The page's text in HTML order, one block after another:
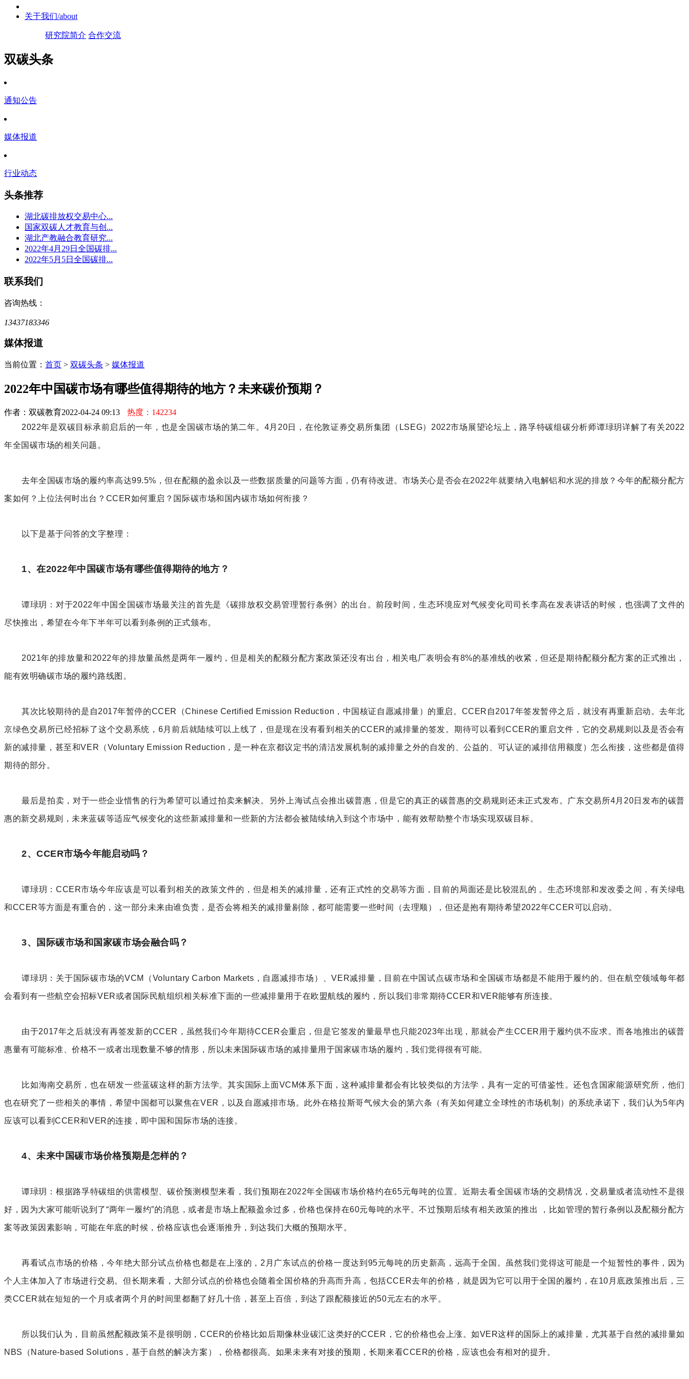
关于我们/about
研究院简介 合作交流
双碳头条
通知公告
媒体报道
行业动态
头条推荐
湖北碳排放权交易中心...
国家双碳人才教育与创...
湖北产教融合教育研究...
2022年4月29日全国碳排...
2022年5月5日全国碳排...
联系我们
咨询热线：
13437183346
媒体报道
当前位置： 首页 > 双碳头条 > 媒体报道
2022年中国碳市场有哪些值得期待的地方？未来碳价预期？
作者：双碳教育2022-04-24 09:13
热度：142234
2022年是双碳目标承前启后的一年，也是全国碳市场的第二年。4月20日，在伦敦证券交易所集团（LSEG）2022市场展望论坛上，路孚特碳组碳分析师谭琭玥详解了有关2022
年全国碳市场的相关问题。
去年全国碳市场的履约率高达99.5%，但在配额的盈余以及一些数据质量的问题等方面，仍有待改进。市场关心是否会在2022年就要纳入电解铝和水泥的排放？今年的配额分配方
案如何？上位法何时出台？CCER如何重启？国际碳市场和国内碳市场如何衔接？
以下是基于问答的文字整理：
1、在2022年中国碳市场有哪些值得期待的地方？
谭琭玥：对于2022年中国全国碳市场最关注的首先是《碳排放权交易管理暂行条例》的出台。前段时间，生态环境应对气候变化司司长李高在发表讲话的时候，也强调了文件的
尽快推出，希望在今年下半年可以看到条例的正式颁布。
2021年的排放量和2022年的排放量虽然是两年一履约，但是相关的配额分配方案政策还没有出台，相关电厂表明会有8%的基准线的收紧，但还是期待配额分配方案的正式推出，
能有效明确碳市场的履约路线图。
其次比较期待的是自2017年暂停的CCER（Chinese Certified Emission Reduction，中国核证自愿减排量）的重启。CCER自2017年签发暂停之后，就没有再重新启动。去年北
京绿色交易所已经招标了这个交易系统，6月前后就陆续可以上线了，但是现在没有看到相关的CCER的减排量的签发。期待可以看到CCER的重启文件，它的交易规则以及是否会有
新的减排量，甚至和VER（Voluntary Emission Reduction，是一种在京都议定书的清洁发展机制的减排量之外的自发的、公益的、可认证的减排信用额度）怎么衔接，这些都是值得
期待的部分。
最后是拍卖，对于一些企业惜售的行为希望可以通过拍卖来解决。另外上海试点会推出碳普惠，但是它的真正的碳普惠的交易规则还未正式发布。广东交易所4月20日发布的碳普
惠的新交易规则，未来蓝碳等适应气候变化的这些新减排量和一些新的方法都会被陆续纳入到这个市场中，能有效帮助整个市场实现双碳目标。
2、CCER市场今年能启动吗？
谭琭玥：CCER市场今年应该是可以看到相关的政策文件的，但是相关的减排量，还有正式性的交易等方面，目前的局面还是比较混乱的 。生态环境部和发改委之间，有关绿电
和CCER等方面是有重合的，这一部分未来由谁负责，是否会将相关的减排量剔除，都可能需要一些时间（去理顺），但还是抱有期待希望2022年CCER可以启动。
3、国际碳市场和国家碳市场会融合吗？
谭琭玥：关于国际碳市场的VCM（Voluntary Carbon Markets，自愿减排市场）、VER减排量，目前在中国试点碳市场和全国碳市场都是不能用于履约的。但在航空领域每年都
会看到有一些航空会招标VER或者国际民航组织相关标准下面的一些减排量用于在欧盟航线的履约，所以我们非常期待CCER和VER能够有所连接。
由于2017年之后就没有再签发新的CCER，虽然我们今年期待CCER会重启，但是它签发的量最早也只能2023年出现，那就会产生CCER用于履约供不应求。而各地推出的碳普
惠量有可能标准、价格不一或者出现数量不够的情形，所以未来国际碳市场的减排量用于国家碳市场的履约，我们觉得很有可能。
比如海南交易所，也在研发一些蓝碳这样的新方法学。其实国际上面VCM体系下面，这种减排量都会有比较类似的方法学，具有一定的可借鉴性。还包含国家能源研究所，他们
也在研究了一些相关的事情，希望中国都可以聚焦在VER，以及自愿减排市场。此外在格拉斯哥气候大会的第六条（有关如何建立全球性的市场机制）的系统承诺下，我们认为5年内
应该可以看到CCER和VER的连接，即中国和国际市场的连接。
4、未来中国碳市场价格预期是怎样的？
谭琭玥：根据路孚特碳组的供需模型、碳价预测模型来看，我们预期在2022年全国碳市场价格约在65元每吨的位置。近期去看全国碳市场的交易情况，交易量或者流动性不是很
好，因为大家可能听说到了“两年一履约”的消息，或者是市场上配额盈余过多，价格也保持在60元每吨的水平。不过预期后续有相关政策的推出 ，比如管理的暂行条例以及配额分配方
案等政策因素影响，可能在年底的时候，价格应该也会逐渐推升，到达我们大概的预期水平。
再看试点市场的价格，今年绝大部分试点价格也都是在上涨的，2月广东试点的价格一度达到95元每吨的历史新高，远高于全国。虽然我们觉得这可能是一个短暂性的事件，因为
个人主体加入了市场进行交易。但长期来看，大部分试点的价格也会随着全国价格的升高而升高，包括CCER去年的价格，就是因为它可以用于全国的履约，在10月底政策推出后，三
类CCER就在短短的一个月或者两个月的时间里都翻了好几十倍，甚至上百倍，到达了跟配额接近的50元左右的水平。
所以我们认为，目前虽然配额政策不是很明朗，CCER的价格比如后期像林业碳汇这类好的CCER，它的价格也会上涨。如VER这样的国际上的减排量，尤其基于自然的减排量如
NBS（Nature-based Solutions，基于自然的解决方案），价格都很高。如果未来有对接的预期，长期来看CCER的价格，应该也会有相对的提升。